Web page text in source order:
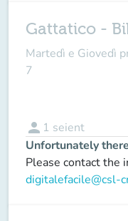
Gattatico -
Martedì e Giovedì
7
person 1 seient
Unfortunately
Please contact the
digitalefacile@csl-